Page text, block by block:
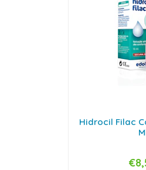
Hidrocil Filac